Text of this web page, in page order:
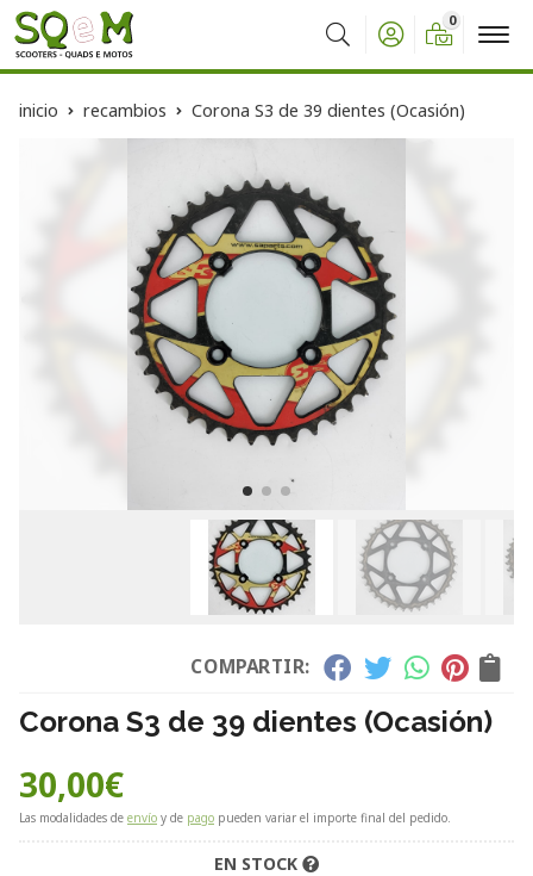
Buscar
0
inicio recambios Corona S3 de 39 dientes (Ocasión)
COMPARTIR:
Corona S3 de 39 dientes (Ocasión)
30,00€
Las modalidades de envío y de pago pueden variar el importe final del pedido.
EN STOCK